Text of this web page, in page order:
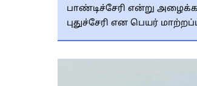
பாண்டிச்சேரி என்று
புதுச்சேரி என பெயர்